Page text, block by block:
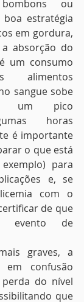
ou
estratégia
em gordura,
absorção do
um consumo
alimentos
sangue sobe
um pico
horas
é importante
o que está
para
e, se
com o
de que
evento de
graves, a
em confusão
perda do nível
que